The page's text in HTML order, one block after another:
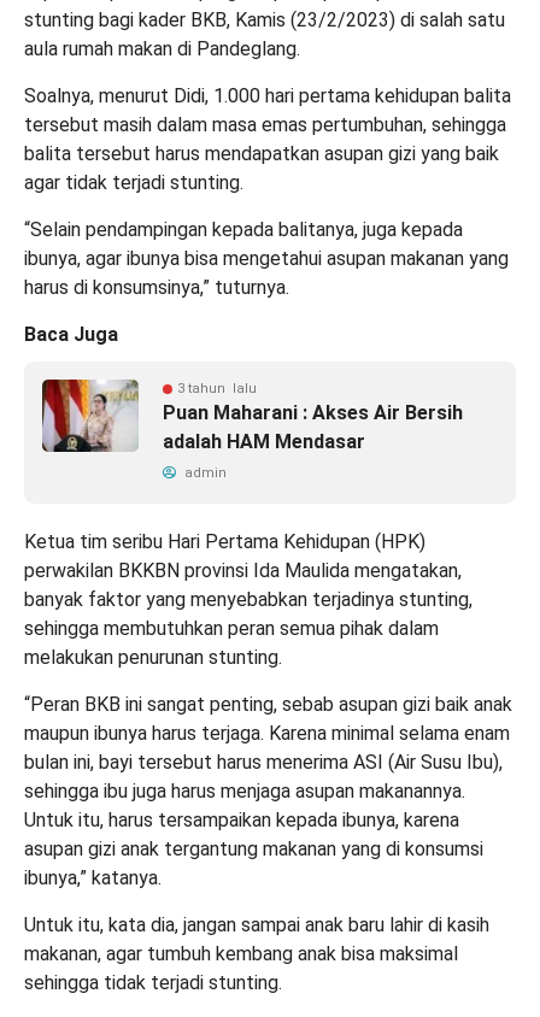
stunting bagi kader BKB, Kamis (23/2/2023) di salah satu
aula rumah makan di Pandeglang.
Soalnya, menurut Didi, 1.000 hari pertama kehidupan balita
tersebut masih dalam masa emas pertumbuhan, sehingga
balita tersebut harus mendapatkan asupan gizi yang baik
agar tidak terjadi stunting.
“Selain pendampingan kepada balitanya, juga kepada
ibunya, agar ibunya bisa mengetahui asupan makanan yang
harus di konsumsinya,” tuturnya.
Baca Juga
3 tahun lalu
Puan Maharani : Akses Air Bersih
adalah HAM Mendasar
admin
Ketua tim seribu Hari Pertama Kehidupan (HPK)
perwakilan BKKBN provinsi Ida Maulida mengatakan,
banyak faktor yang menyebabkan terjadinya stunting,
sehingga membutuhkan peran semua pihak dalam
melakukan penurunan stunting.
“Peran BKB ini sangat penting, sebab asupan gizi baik anak
maupun ibunya harus terjaga. Karena minimal selama enam
bulan ini, bayi tersebut harus menerima ASI (Air Susu Ibu),
sehingga ibu juga harus menjaga asupan makanannya.
Untuk itu, harus tersampaikan kepada ibunya, karena
asupan gizi anak tergantung makanan yang di konsumsi
ibunya,” katanya.
Untuk itu, kata dia, jangan sampai anak baru lahir di kasih
makanan, agar tumbuh kembang anak bisa maksimal
sehingga tidak terjadi stunting.